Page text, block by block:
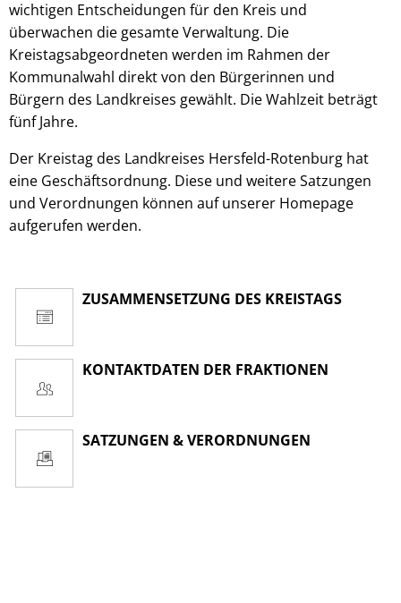
wichtigen Entscheidungen für den Kreis und
überwachen die gesamte Verwaltung. Die
Kreistagsabgeordneten werden im Rahmen der
Kommunalwahl direkt von den Bürgerinnen und
Bürgern des Landkreises gewählt. Die Wahlzeit beträgt
fünf Jahre.
Der Kreistag des Landkreises Hersfeld-Rotenburg hat
eine Geschäftsordnung. Diese und weitere Satzungen
und Verordnungen können auf unserer Homepage
aufgerufen werden.
ZUSAMMENSETZUNG DES KREISTAGS
KONTAKTDATEN DER FRAKTIONEN
SATZUNGEN & VERORDNUNGEN